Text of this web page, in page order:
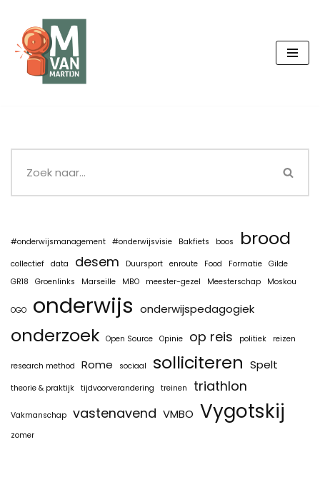
Ga
naar
#onderwijsmanagement #onderwijsvisie Bakfiets boos brood
collectief data desem Duursport enroute Food Formatie Gilde
GR18
Groenlinks Marseille MBO meester-gezel Meesterschap Moskou
OGO onderwijs onderwijspedagogiek
onderzoek Open Source Opinie op reis politiek reizen
research method Rome sociaal solliciteren Spelt
theorie & praktijk tijdvoorverandering treinen triathlon
Vakmanschap vastenavend VMBO Vygotskij
zomer